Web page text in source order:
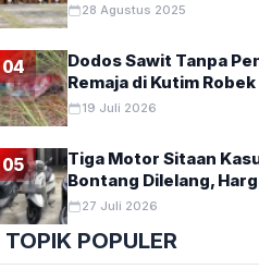
28 Agustus 2025
04
Dodos Sawit Tanpa
Remaja di Kutim
19 Juli 2026
05
Tiga Motor Sitaan
Bontang Dilelang,
27 Juli 2026
TOPIK POPULER